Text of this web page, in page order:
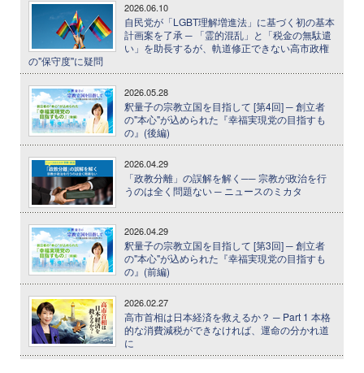
2026.06.10
自民党が「LGBT理解増進法」に基づく初の基本
計画案を了承 ─ 「霊的混乱」と「税金の無駄遣
い」を助長するが、軌道修正できない高市政権
の"保守度"に疑問
2026.05.28
釈量子の宗教立国を目指して [第4回] ─ 創立者
の"本心"が込められた『幸福実現党の目指すも
の』(後編)
2026.04.29
「政教分離」の誤解を解く── 宗教が政治を行
うのは全く問題ない ─ ニュースのミカタ
2026.04.29
釈量子の宗教立国を目指して [第3回] ─ 創立者
の"本心"が込められた『幸福実現党の目指すも
の』(前編)
2026.02.27
高市首相は日本経済を救えるか？ ─ Part 1 本格
的な消費減税ができなければ、運命の分かれ道
に